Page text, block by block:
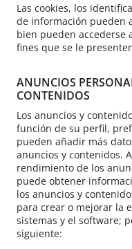
Las cookies, los
de información pueden
bien pueden accederse
fines que se le
ANUNCIOS
CONTENIDOS
Los anuncios y
función de su perfil,
pueden añadir más
anuncios y contenidos.
rendimiento de los
puede obtener
los anuncios y
para crear o mejorar la
sistemas y el software;
siguiente: